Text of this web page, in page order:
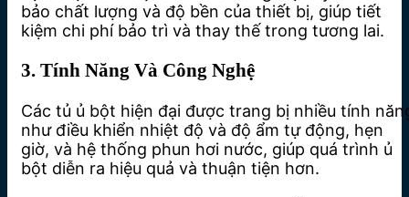
bảo chất lượng và độ bền của thiết bị, giúp tiết
kiệm chi phí bảo trì và thay thế trong tương lai.
3. Tính Năng Và Công Nghệ
Các tủ ủ bột hiện đại được trang bị nhiều tính
như điều khiển nhiệt độ và độ ẩm tự động, hẹn
giờ, và hệ thống phun hơi nước, giúp quá trình ủ
bột diễn ra hiệu quả và thuận tiện hơn.